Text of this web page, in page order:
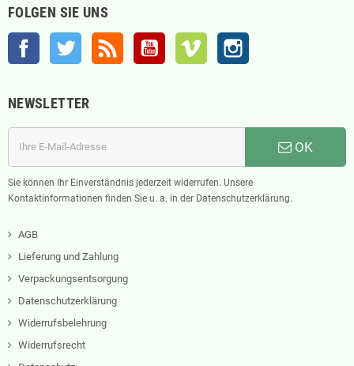
FOLGEN SIE UNS
Facebook Twitter RSS YouTube Vimeo
NEWSLETTER
OK
Sie können Ihr Einverständnis jederzeit widerrufen. Unsere
Kontaktinformationen finden Sie u. a. in der Datenschutzerklärung.
AGB
Lieferung und Zahlung
Verpackungsentsorgung
Datenschutzerklärung
Widerrufsbelehrung
Widerrufsrecht